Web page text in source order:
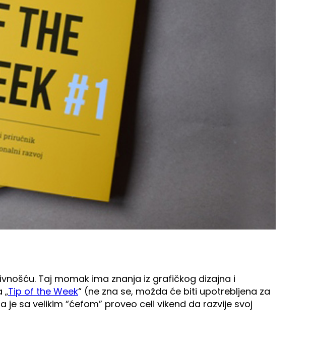
Taj momak ima znanja iz grafičkog dizajna i
„Tip of the Week“ (ne zna se, možda će biti upotrebljena za
sa velikim “ćefom” proveo celi vikend da razvije svoj